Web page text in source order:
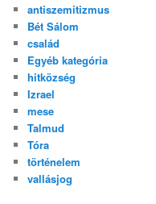
antiszemitizmus
Bét Sálom
család
Egyéb kategória
hitközség
Izrael
mese
Talmud
Tóra
történelem
vallásjog